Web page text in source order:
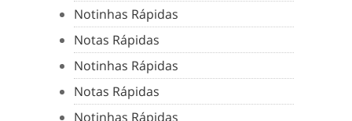
Notinhas Rápidas
Notas Rápidas
Notinhas Rápidas
Notas Rápidas
Notinhas Rápidas